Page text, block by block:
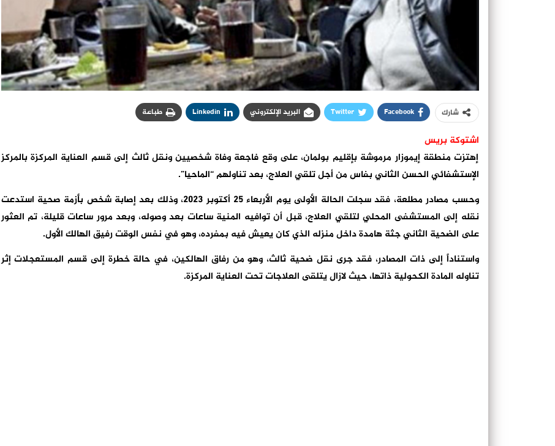
شارك Facebook
Twitter البريد الإلكتروني Linkedin طباعة
اشتوكة بريس
إهتزت منطقة إيموزار مرموشة بإقليم بولمان، على وقع فاجعة وفاة شخصيين ونقل ثالث إلى قسم العناية المركزة بالمركز
الإستشفائي الحسن الثاني بفاس من أجل تلقي العلاج، بعد تناولهم “الماحيا”.
وحسب مصادر مطلعة، فقد سجلت الحالة الأولى يوم الأربعاء 25 أكتوبر 2023، وذلك بعد إصابة شخص بأزمة صحية استدعت
نقله إلى المستشفى المحلي لتلقي العلاج، قبل أن توافيه المنية ساعات بعد وصوله، وبعد مرور ساعات قليلة، تم العثور
على الضحية الثاني جثة هامدة داخل منزله الذي كان يعيش فيه بمفرده، وهو في نفس الوقت رفيق الهالك الأول.
واستناداً إلى ذات المصادر، فقد جرى نقل ضحية ثالث، وهو من رفاق الهالكين، في حالة خطرة إلى قسم المستعجلات إثر
تناوله المادة الكحولية ذاتها، حيث لازال يتلقى العلاجات تحت العناية المركزة.